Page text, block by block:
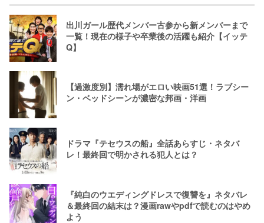
出川ガール歴代メンバー古参から新メンバーまで
一覧！現在の様子や卒業後の活躍も紹介【イッテ
Q】
【過激度別】濡れ場がエロい映画51選！ラブシー
ン・ベッドシーンが濃密な邦画・洋画
ドラマ『テセウスの船』全話あらすじ・ネタバ
レ！最終回で明かされる犯人とは？
『純白のウエディングドレスで復讐を』ネタバレ
＆最終回の結末は？漫画rawやpdfで読むのはやめ
よう